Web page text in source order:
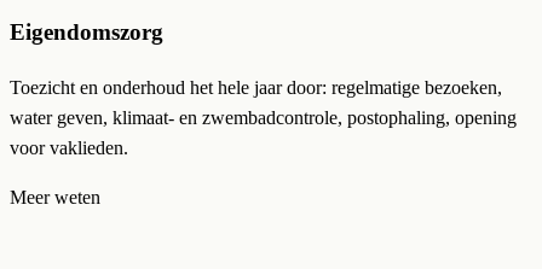
Eigendomszorg
Toezicht en onderhoud het hele jaar door: regelmatige bezoeken,
water geven, klimaat- en zwembadcontrole, postophaling, opening
voor vaklieden.
Meer weten